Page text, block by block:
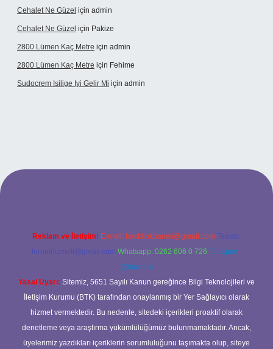
Cehalet Ne Güzel için admin
Cehalet Ne Güzel için Pakize
2800 Lümen Kaç Metre için admin
2800 Lümen Kaç Metre için Fehime
Sudocrem Isilige Iyi Gelir Mi için admin
opera bet giriş
Reklam ve İletişim: E-mail: backlinkpaneli@gmail.com Teams:
forumhizmeti@gmail.com Whatsapp: 0262 606 0 726 Telegram:
@karabul
Yasal Uyarı: Sitemiz, 5651 Sayılı Kanun gereğince Bilgi Teknolojileri ve
İletişim Kurumu (BTK) tarafından onaylanmış bir Yer Sağlayıcı olarak
hizmet vermektedir. Bu nedenle, sitedeki içerikleri proaktif olarak
denetleme veya araştırma yükümlülüğümüz bulunmamaktadır. Ancak,
üyelerimiz yazdıkları içeriklerin sorumluluğunu taşımakta olup, siteye